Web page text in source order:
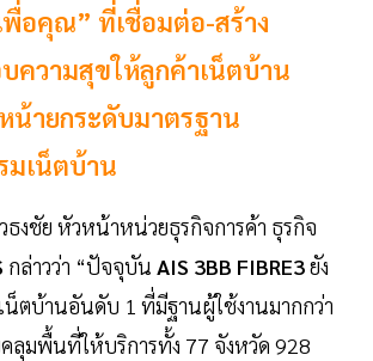
พื่อคุณ” ที่เชื่อมต่อ-สร้าง
ความสุขให้ลูกค้าเน็ตบ้าน
น้ายกระดับมาตรฐาน
มเน็ตบ้าน
ธงชัย หัวหน้าหน่วยธุรกิจการค้า ธุรกิจ
กล่าวว่า “ปัจจุบัน AIS 3BB FIBRE3ยัง
น็ตบ้านอันดับ 1 ที่มีฐานผู้ใช้งานมากกว่า
ลุมพื้นที่ให้บริการทั้ง 77 จังหวัด 928